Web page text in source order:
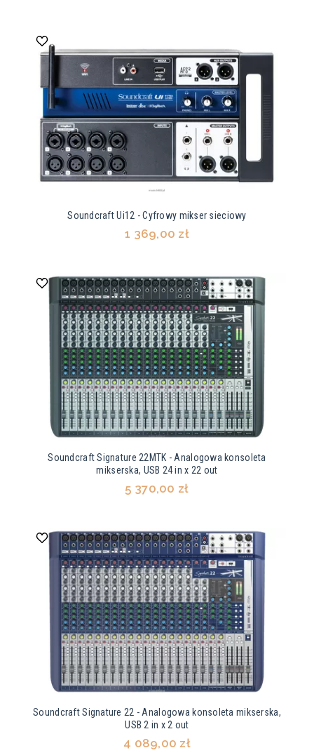
Soundcraft Ui12 - Cyfrowy mikser sieciowy
1 369,00 zł
Soundcraft Signature 22MTK - Analogowa konsoleta
mikserska, USB 24 in x 22 out
5 370,00 zł
Soundcraft Signature 22 - Analogowa konsoleta mikserska,
USB 2 in x 2 out
4 089,00 zł